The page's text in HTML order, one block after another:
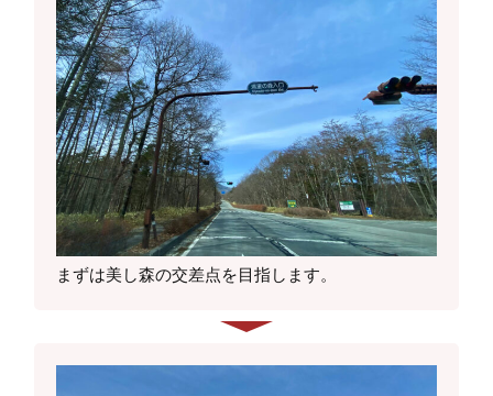
まずは美し森の交差点を目指します。